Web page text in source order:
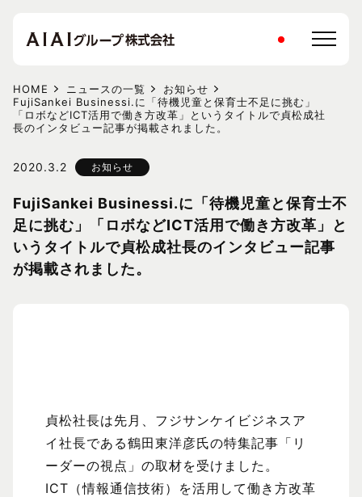
HOME ニュースの一覧
お知らせ
FujiSankei Businessi.に「待機児童と保育士不足に挑む」
「ロボなどICT活用で働き方改革」というタイトルで貞松成社
長のインタビュー記事が掲載されました。
2020.3.2 お知らせ
FujiSankei Businessi.に「待機児童と保育士不
足に挑む」「ロボなどICT活用で働き方改革」と
いうタイトルで貞松成社長のインタビュー記事
が掲載されました。
貞松社長は先月、フジサンケイビジネスア
イ社長である鶴田東洋彦氏の特集記事「リ
ーダーの視点」の取材を受けました。
ICT（情報通信技術）を活用して働き方改革